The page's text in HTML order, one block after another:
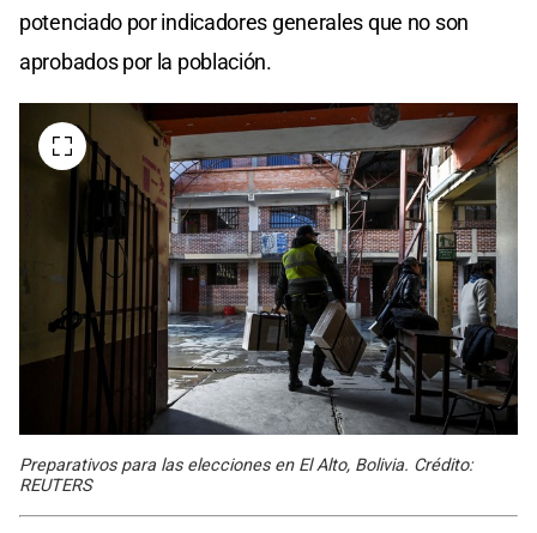
potenciado por indicadores generales que no son
aprobados por la población.
Preparativos para las elecciones en El Alto, Bolivia. Crédito:
REUTERS